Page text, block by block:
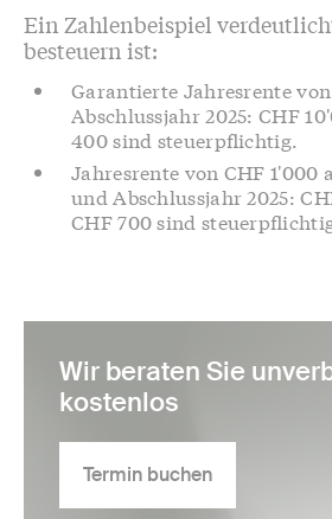
Ein Zahlenbeispiel
besteuern ist:
Garantierte Jahresrente
Abschlussjahr 2025: CHF
400 sind steuerpflichtig.
Jahresrente von CHF 1'000
und Abschlussjahr 2025:
CHF 700 sind
Wir beraten Sie
kostenlos
Termin buchen